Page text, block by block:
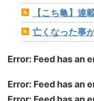
【こち亀】連載50
亡くなった事
Error: Feed has an
Error: Feed has an